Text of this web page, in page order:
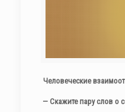
Человеческие
— Скажите пару слов о